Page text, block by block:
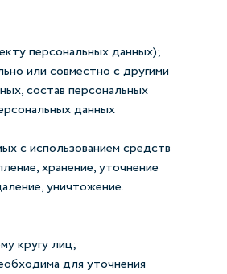
персональных данных);
или совместно с другими
состав персональных
данных
с использованием средств
хранение, уточнение
уничтожение.
кругу лиц;
для уточнения